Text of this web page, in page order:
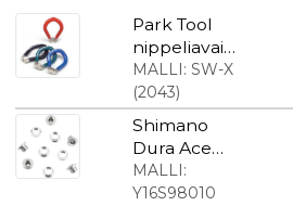
Park Tool
nippeliavaii
n
MALLI: SW-X
(2043)
Shimano
Dura Ace
7710 terän
pultit
MALLI:
Y16S98010